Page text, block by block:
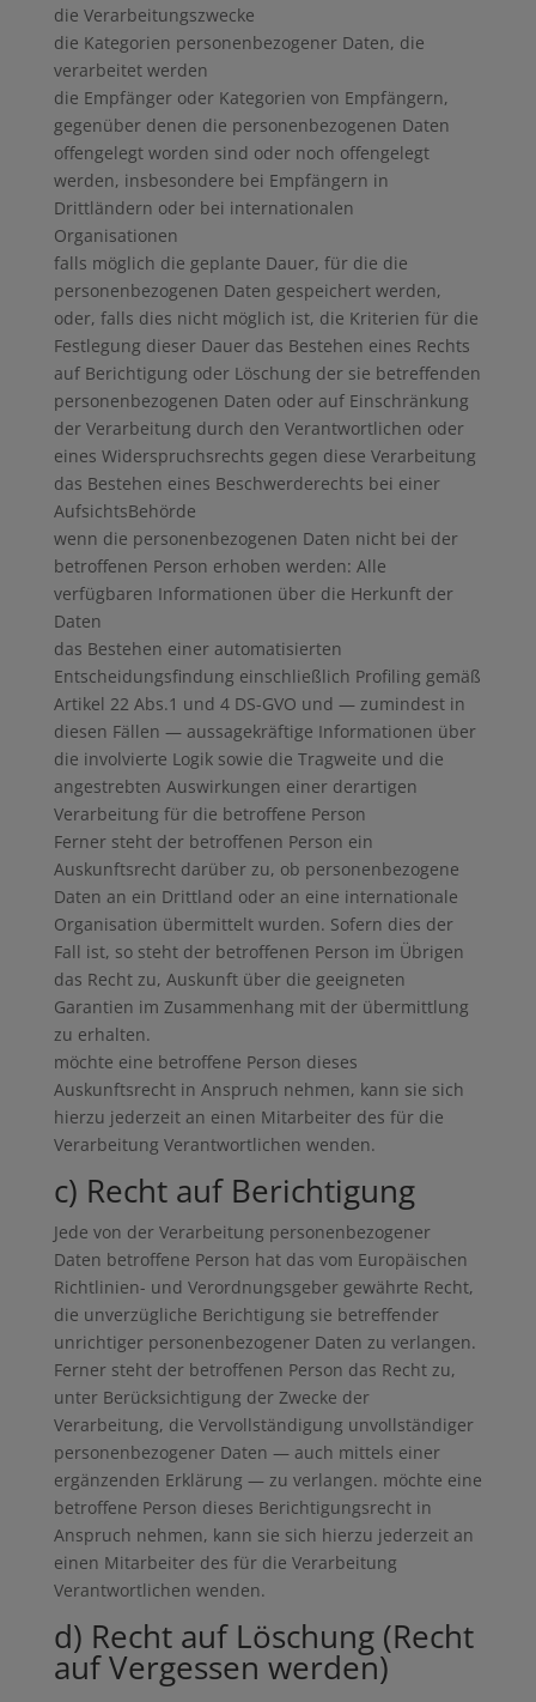
die Verarbeitungszwecke
die Kategorien personenbezogener Daten, die
verarbeitet werden
die Empfänger oder Kategorien von Empfängern,
gegenüber denen die personenbezogenen Daten
offengelegt worden sind oder noch offengelegt
werden, insbesondere bei Empfängern in
Drittländern oder bei internationalen
Organisationen
falls möglich die geplante Dauer, für die die
personenbezogenen Daten gespeichert werden,
oder, falls dies nicht möglich ist, die Kriterien für die
Festlegung dieser Dauer das Bestehen eines Rechts
auf Berichtigung oder Löschung der sie betreffenden
personenbezogenen Daten oder auf Einschränkung
der Verarbeitung durch den Verantwortlichen oder
eines Widerspruchsrechts gegen diese Verarbeitung
das Bestehen eines Beschwerderechts bei einer
AufsichtsBehörde
wenn die personenbezogenen Daten nicht bei der
betroffenen Person erhoben werden: Alle
verfügbaren Informationen über die Herkunft der
Daten
das Bestehen einer automatisierten
Entscheidungsfindung einschließlich Profiling gemäß
Artikel 22 Abs.1 und 4 DS-GVO und — zumindest in
diesen Fällen — aussagekräftige Informationen über
die involvierte Logik sowie die Tragweite und die
angestrebten Auswirkungen einer derartigen
Verarbeitung für die betroffene Person
Ferner steht der betroffenen Person ein
Auskunftsrecht darüber zu, ob personenbezogene
Daten an ein Drittland oder an eine internationale
Organisation übermittelt wurden. Sofern dies der
Fall ist, so steht der betroffenen Person im Übrigen
das Recht zu, Auskunft über die geeigneten
Garantien im Zusammenhang mit der übermittlung
zu erhalten.
möchte eine betroffene Person dieses
Auskunftsrecht in Anspruch nehmen, kann sie sich
hierzu jederzeit an einen Mitarbeiter des für die
Verarbeitung Verantwortlichen wenden.
c) Recht auf Berichtigung
Jede von der Verarbeitung personenbezogener
Daten betroffene Person hat das vom Europäischen
Richtlinien- und Verordnungsgeber gewährte Recht,
die unverzügliche Berichtigung sie betreffender
unrichtiger personenbezogener Daten zu verlangen.
Ferner steht der betroffenen Person das Recht zu,
unter Berücksichtigung der Zwecke der
Verarbeitung, die Vervollständigung unvollständiger
personenbezogener Daten — auch mittels einer
ergänzenden Erklärung — zu verlangen. möchte eine
betroffene Person dieses Berichtigungsrecht in
Anspruch nehmen, kann sie sich hierzu jederzeit an
einen Mitarbeiter des für die Verarbeitung
Verantwortlichen wenden.
d) Recht auf Löschung (Recht
auf Vergessen werden)